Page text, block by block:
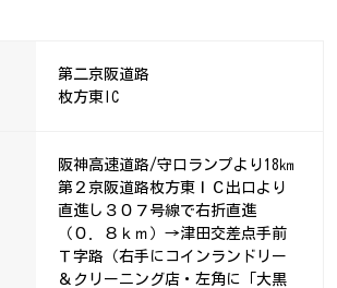
第二京阪道路
枚方東IC
阪神高速道路/守口ランプより18㎞
第２京阪道路枚方東ＩＣ出口より
直進し３０７号線で右折直進
（０．８ｋｍ）→津田交差点手前
Ｔ字路（右手にコインランドリー
＆クリーニング店・左角に「大黒